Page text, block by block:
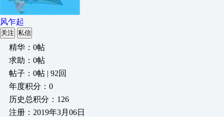
风乍起
关注 私信
精华：0帖
求助：0帖
帖子：0帖 | 92回
年度积分：0
历史总积分：126
注册：2019年3月06日